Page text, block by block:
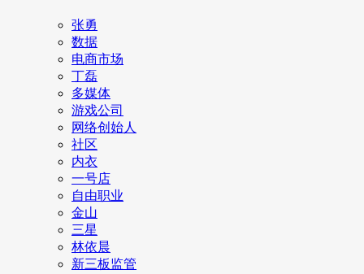
张勇
数据
电商市场
丁磊
多媒体
游戏公司
网络创始人
社区
内衣
一号店
自由职业
金山
三星
林依晨
新三板监管